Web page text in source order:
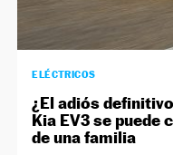
ELÉCTRICOS
¿El adiós
Kia EV3 se puede
de una familia